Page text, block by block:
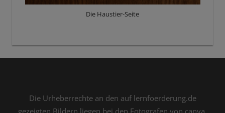
Die Haustier-Seite
Die Urheberrechte an den auf lernfoerderung.de